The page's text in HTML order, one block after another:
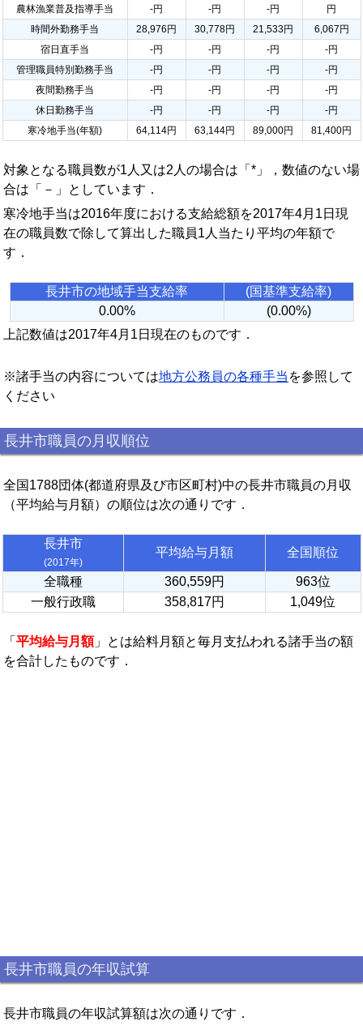
農林漁業普及指導手当
-円 -円 -円
円
時間外勤務手当
28,976円 30,778円 21,533円
6,067円
宿日直手当
-円 -円 -円
-円
管理職員特別勤務手当
-円 -円 -円
-円
夜間勤務手当
-円 -円 -円
-円
休日勤務手当
-円 -円 -円
-円
寒冷地手当(年額)
64,114円 63,144円 89,000円 81,400円
対象となる職員数が1人又は2人の場合は「*」，数値のない場
合は「－」としています．
寒冷地手当は2016年度における支給総額を2017年4月1日現
在の職員数で除して算出した職員1人当たり平均の年額で
す．
長井市の地域手当支給率
(国基準支給率)
0.00%
(0.00%)
上記数値は2017年4月1日現在のものです．
※諸手当の内容については地方公務員の各種手当 を参照して
ください
長井市職員の月収順位
全国1788団体(都道府県及び市区町村)中の長井市職員の月収
（平均給与月額）の順位は次の通りです．
長井市
(2017年)
平均給与月額 全国順位
全職種 360,559円
963位
一般行政職
358,817円 1,049位
「 平均給与月額」とは給料月額と毎月支払われる諸手当の額
を合計したものです．
長井市職員の年収試算
長井市職員の年収試算額は次の通りです．